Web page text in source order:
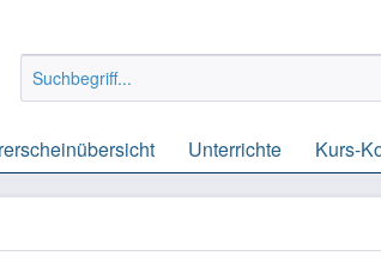
Unterrichte Kurs-